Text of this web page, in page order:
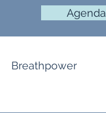
Breathpower
Agenda